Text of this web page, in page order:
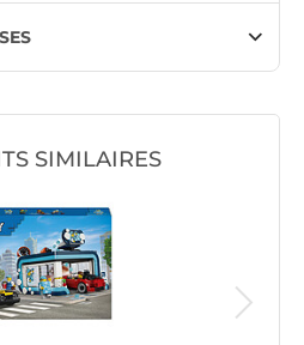
SIMILAIRES